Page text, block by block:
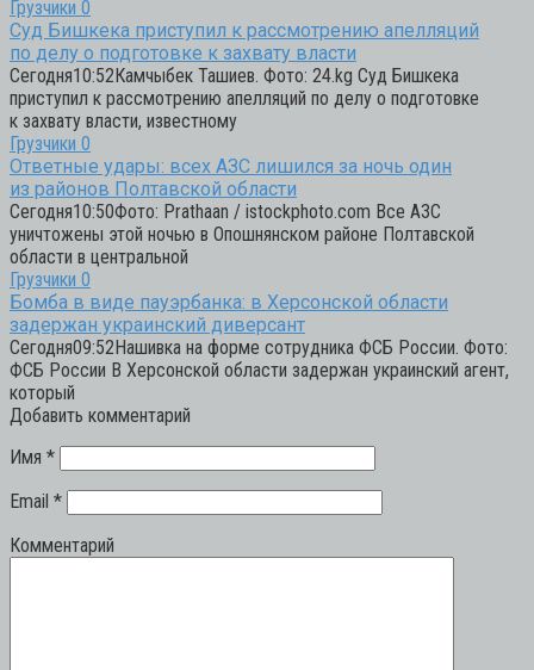
Грузчики 0
Суд Бишкека приступил к рассмотрению апелляций
по делу о подготовке к захвату власти
Сегодня10:52Камчыбек Ташиев. Фото: 24.kg Суд Бишкека
приступил к рассмотрению апелляций по делу о подготовке
к захвату власти, известному
Грузчики 0
Ответные удары: всех АЗС лишился за ночь один
из районов Полтавской области
Сегодня10:50Фото: Prathaan / istockphoto.com Все АЗС
уничтожены этой ночью в Опошнянском районе Полтавской
области в центральной
Грузчики 0
Бомба в виде пауэрбанка: в Херсонской области
задержан украинский диверсант
Сегодня09:52Нашивка на форме сотрудника ФСБ России. Фото:
ФСБ России В Херсонской области задержан украинский агент,
который
Добавить комментарий
Имя *
Email *
Комментарий